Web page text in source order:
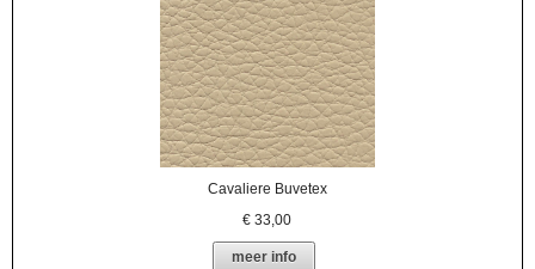
Cavaliere Buvetex
€33,00
meer info